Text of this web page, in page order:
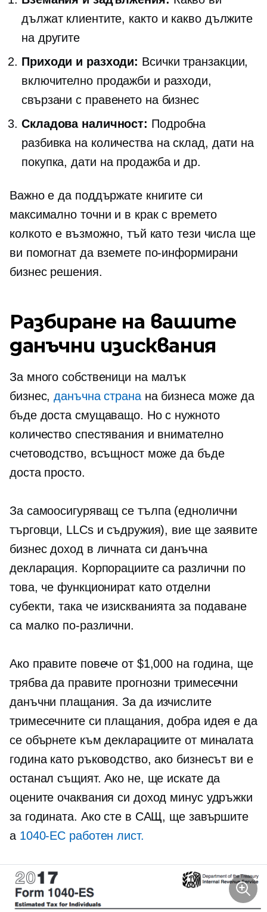
дължат клиентите, както и какво дължите
на другите
Приходи и разходи: Всички транзакции,
включително продажби и разходи,
свързани с правенето на бизнес
Складова наличност: Подробна
разбивка на количества на склад, дати на
покупка, дати на продажба и др.
Важно е да поддържате книгите си
максимално точни и в крак с времето
колкото е възможно, тъй като тези числа ще
ви помогнат да вземете по-информирани
бизнес решения.
Разбиране на вашите
данъчни изисквания
За много собственици на малък
бизнес,данъчна странана бизнеса може да
бъде доста смущаващо. Но с нужното
количество спестявания и внимателно
счетоводство, всъщност може да бъде
доста просто.
За самоосигуряващ се тълпа (еднолични
търговци, LLCs и съдружия), вие ще заявите
бизнес доход в личната си данъчна
декларация. Корпорациите са различни по
това, че функционират като отделни
субекти, така че изискванията за подаване
са малко по-различни.
Ако правите повече от $1,000 на година, ще
трябва да правите прогнозни тримесечни
данъчни плащания. За да изчислите
тримесечните си плащания, добра идея е да
се обърнете към декларациите от миналата
година като ръководство, ако бизнесът ви е
останал същият. Ако не, ще искате да
оцените очаквания си доход минус удръжки
за годината. Ако сте в САЩ, ще завършите
a 1040-ЕС работен лист.